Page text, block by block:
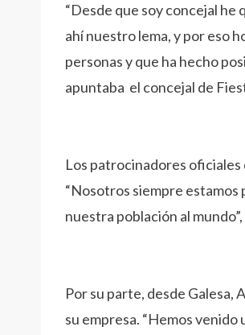
“Desde que soy concejal
ahí nuestro lema, y por eso
personas y que ha hecho
apuntaba el concejal de
Los patrocinadores oficiales
“Nosotros siempre estamos
nuestra población al
Por su parte, desde Galesa,
su empresa. “Hemos